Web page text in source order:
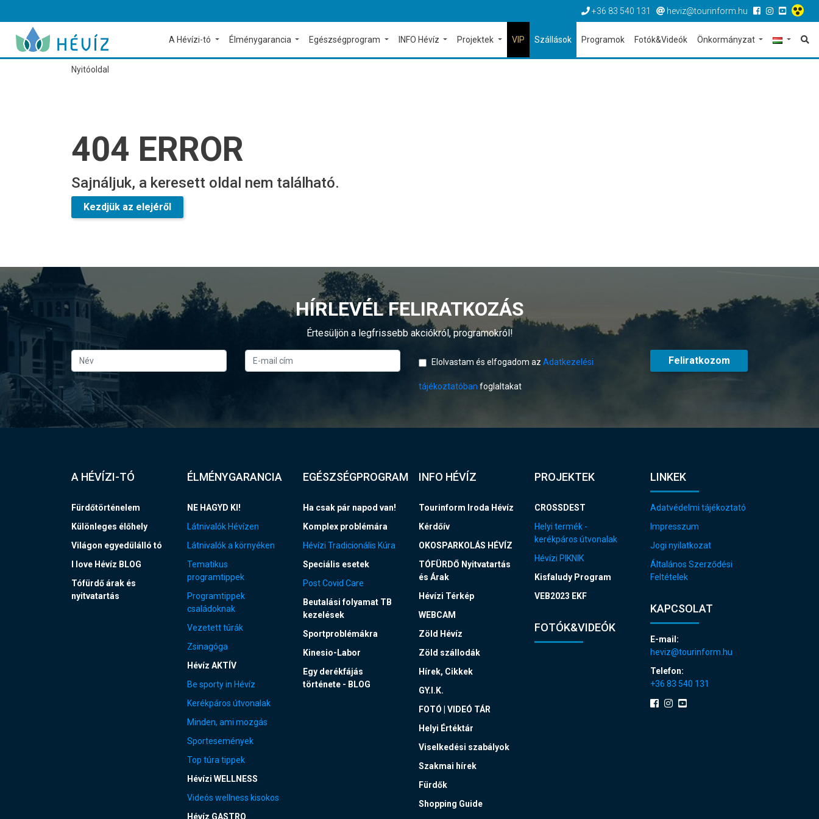
+36 83 540 131 heviz@tourinform.hu
A Hévízi-tó Élménygarancia Egészségprogram INFO Hévíz Projektek VIP Szállások Programok Fotók&Videók Önkormányzat
Nyitóoldal
404 ERROR
Sajnáljuk, a keresett oldal nem található.
Kezdjük az elejéről
HÍRLEVÉL FELIRATKOZÁS
Értesüljön a legfrissebb akciókról, programokról!
Elolvastam és elfogadom az Adatkezelési
tájékoztatóban foglaltakat
Feliratkozom
A HÉVÍZI-TÓ
Fürdőtörténelem
Különleges élőhely
Világon egyedülálló tó
I love Hévíz BLOG
Tófürdő árak és
nyitvatartás
ÉLMÉNYGARANCIA
NE HAGYD KI!
Látnivalók Hévízen
Látnivalók a környéken
Tematikus
programtippek
Programtippek
családoknak
Vezetett túrák
Zsinagóga
Hévíz AKTÍV
Be sporty in Hévíz
Kerékpáros útvonalak
Minden, ami mozgás
Sportesemények
Top túra tippek
Hévízi WELLNESS
Videós wellness kisokos
Hévíz GASTRO
EGÉSZSÉGPROGRAM
Ha csak pár napod van!
Komplex problémára
Hévízi Tradicionális Kúra
Speciális esetek
Post Covid Care
Beutalási folyamat TB
kezelések
Sportproblémákra
Kinesio-Labor
Egy derékfájás
története - BLOG
INFO HÉVÍZ
Tourinform Iroda Hévíz
Kérdőív
OKOSPARKOLÁS HÉVÍZ
TÓFÜRDŐ Nyitvatartás
és Árak
Hévízi Térkép
WEBCAM
Zöld Hévíz
Zöld szállodák
Hírek, Cikkek
GY.I.K.
FOTÓ | VIDEÓ TÁR
Helyi Értéktár
Viselkedési szabályok
Szakmai hírek
Fürdők
Shopping Guide
PROJEKTEK
CROSSDEST
Helyi termék -
kerékpáros útvonalak
Hévízi PIKNIK
Kisfaludy Program
VEB2023 EKF
FOTÓK&VIDEÓK
LINKEK
Adatvédelmi tájékoztató
Impresszum
Jogi nyilatkozat
Általános Szerződési
Feltételek
KAPCSOLAT
E-mail:
heviz@tourinform.hu
Telefon:
+36 83 540 131